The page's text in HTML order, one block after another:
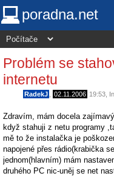
poradna.net
Problém se
internetu
RadekJ 02.11.2006 19:53
Zdravím, mám docela
když stahuji z netu programy
mě to že instalačka je
napojené přes rádio(krabička
jednom(hlavním) mám
druhého PC nic-uněj se net